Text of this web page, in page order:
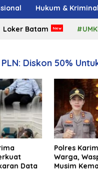
Hukum & Kriminal
Loker Batam
Diskon 50%
Data
Polres
Warga,
Musim